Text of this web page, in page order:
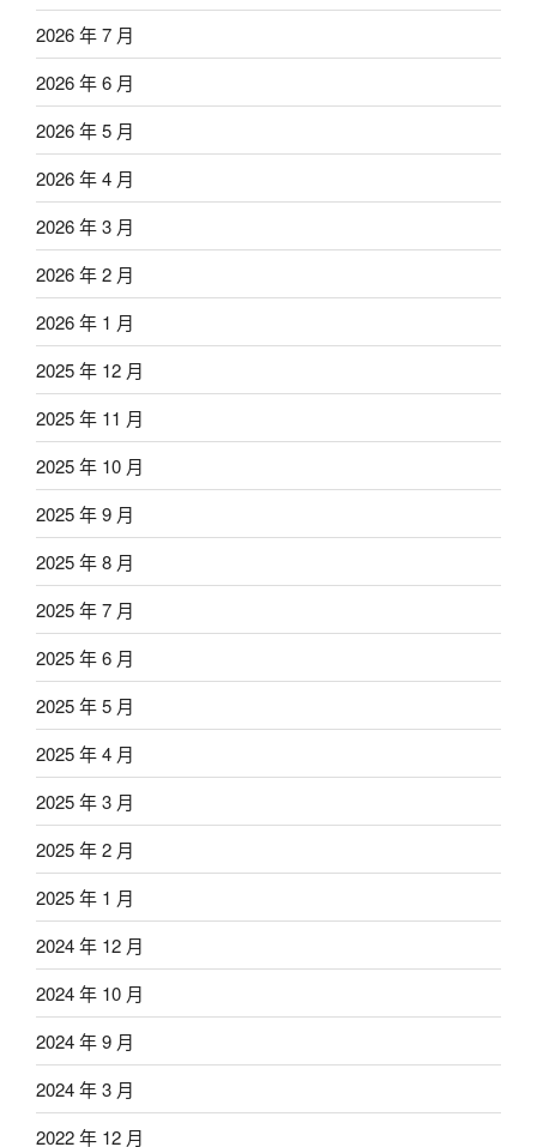
2026 年 7 月
2026 年 6 月
2026 年 5 月
2026 年 4 月
2026 年 3 月
2026 年 2 月
2026 年 1 月
2025 年 12 月
2025 年 11 月
2025 年 10 月
2025 年 9 月
2025 年 8 月
2025 年 7 月
2025 年 6 月
2025 年 5 月
2025 年 4 月
2025 年 3 月
2025 年 2 月
2025 年 1 月
2024 年 12 月
2024 年 10 月
2024 年 9 月
2024 年 3 月
2022 年 12 月